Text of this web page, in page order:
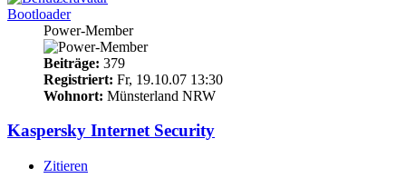
Bootloader
Power-Member
Beiträge: 379
Registriert: Fr, 19.10.07 13:30
Wohnort: Münsterland NRW
Kaspersky Internet Security
Zitieren